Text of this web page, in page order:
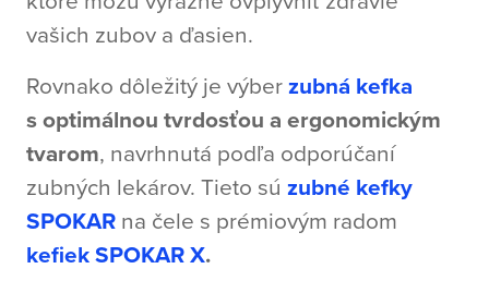
vašich zubov a ďasien.
Rovnako dôležitý je výberzubná kefka
s optimálnou tvrdosťou a ergonomickým
tvarom, navrhnutá podľa odporúčaní
zubných lekárov. Tieto sú zubné kefky
SPOKAR na čele s prémiovým radom
kefiek SPOKAR X.